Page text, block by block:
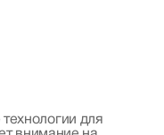
для